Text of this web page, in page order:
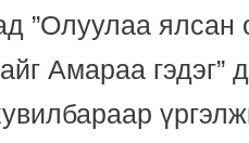
”Олуулаа ялсан
Амараа гэдэг”